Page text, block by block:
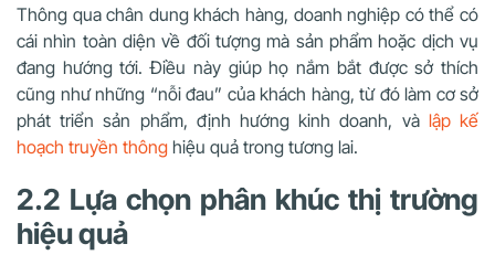
Thông qua chân dung khách hàng, doanh nghiệp có thể có
cái nhìn toàn diện về đối tượng mà sản phẩm hoặc dịch vụ
đang hướng tới. Điều này giúp họ nắm bắt được sở thích
cũng như những “nỗi đau” của khách hàng, từ đó làm cơ sở
phát triển sản phẩm, định hướng kinh doanh, và lập kế
hoạch truyền thông hiệu quả trong tương lai.
2.2 Lựa chọn phân khúc thị trường
hiệu quả